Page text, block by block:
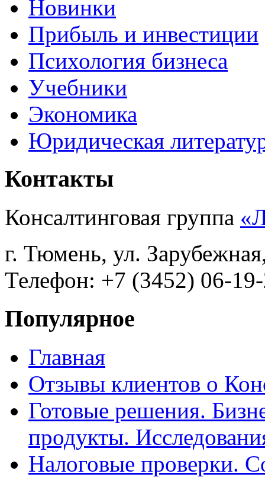
Новинки
Прибыль и инвестиции
Психология бизнеса
Учебники
Экономика
Юридическая
Контакты
Консалтинговая группа
г. Тюмень, ул.
Телефон: +7 (3452) 06-
Популярное
Главная
Отзывы клиентов о
Готовые решения.
продукты.
Налоговые проверки.